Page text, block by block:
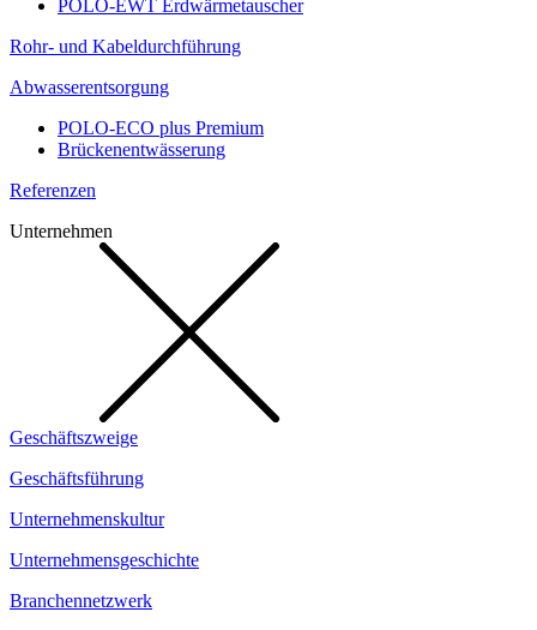
POLO-EWT Erdwärmetauscher
Rohr- und Kabeldurchführung
Abwasserentsorgung
POLO-ECO plus Premium
Brückenentwässerung
Referenzen
Unternehmen
Geschäftszweige
Geschäftsführung
Unternehmenskultur
Unternehmensgeschichte
Branchennetzwerk